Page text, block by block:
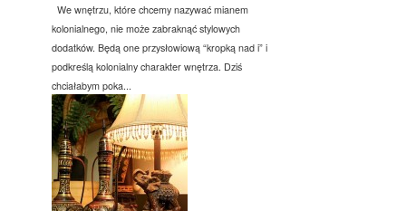
We wnętrzu, które chcemy nazywać mianem
kolonialnego, nie może zabraknąć stylowych
dodatków. Będą one przysłowiową “kropką nad i” i
podkreślą kolonialny charakter wnętrza. Dziś
chciałabym poka...